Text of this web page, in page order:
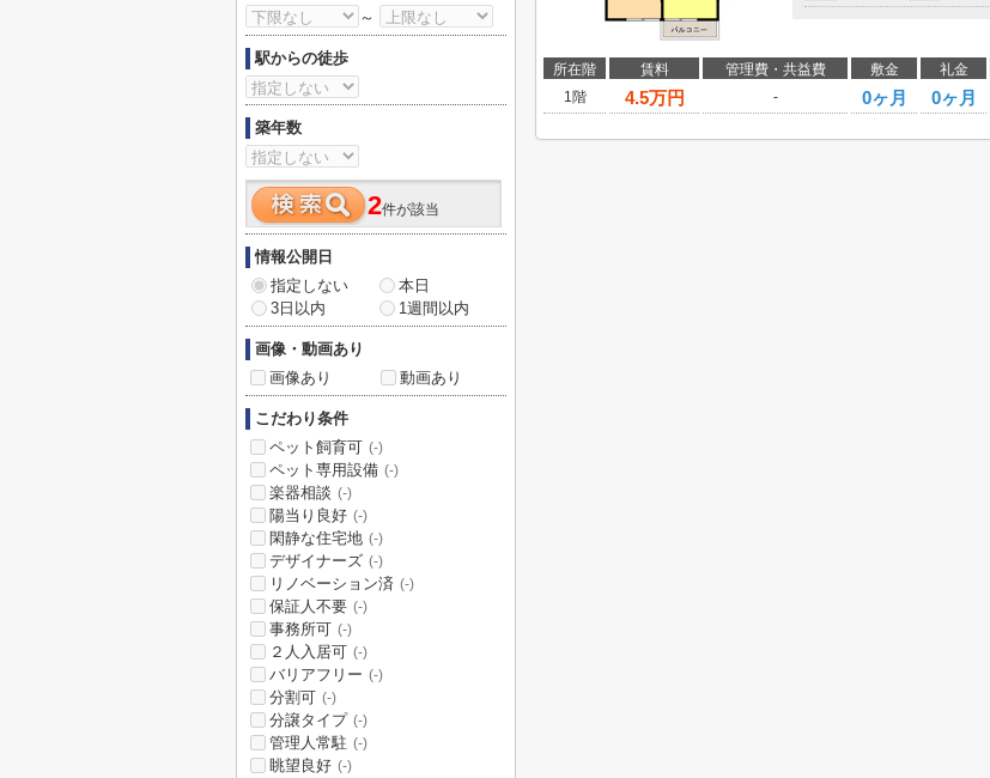
所在階 賃料 管理費・共益費 敷金 礼金
1階
4.5万円 - 0ヶ月 0ヶ月
～
駅からの徒歩
築年数
2件が該当
情報公開日
指定しない
本日
3日以内
1週間以内
画像・動画あり
画像あり
動画あり
こだわり条件
ペット飼育可 (-)
ペット専用設備 (-)
楽器相談 (-)
陽当り良好 (-)
閑静な住宅地 (-)
デザイナーズ (-)
リノベーション済 (-)
保証人不要 (-)
事務所可 (-)
２人入居可 (-)
バリアフリー (-)
分割可 (-)
分譲タイプ (-)
管理人常駐 (-)
眺望良好 (-)